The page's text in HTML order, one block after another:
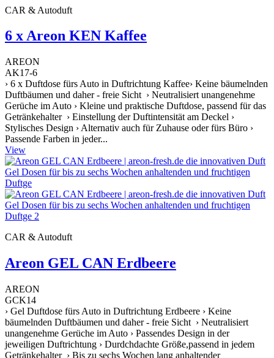
CAR & Autoduft
6 x Areon KEN Kaffee
AREON
AK17-6
› 6 x Duftdose fürs Auto in Duftrichtung Kaffee› Keine bäumelnden
Duftbäumen und daher - freie Sicht › Neutralisiert unangenehme
Gerüche im Auto › Kleine und praktische Duftdose, passend für das
Getränkehalter › Einstellung der Duftintensität am Deckel ›
Stylisches Design › Alternativ auch für Zuhause oder fürs Büro ›
Passende Farben in jeder...
View
CAR & Autoduft
Areon GEL CAN Erdbeere
AREON
GCK14
› Gel Duftdose fürs Auto in Duftrichtung Erdbeere › Keine
bäumelnden Duftbäumen und daher - freie Sicht › Neutralisiert
unangenehme Gerüche im Auto › Passendes Design in der
jeweiligen Duftrichtung › Durdchdachte Größe,passend in jedem
Getränkehalter › Bis zu sechs Wochen lang anhaltender